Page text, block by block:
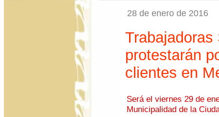
28 de enero de 2016
Trabajadoras
protestarán
clientes en
Será el viernes 29 de
Municipalidad de la